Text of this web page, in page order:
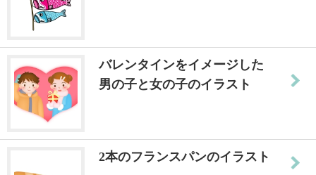
バレンタインをイメージした
男の子と女の子のイラスト
2本のフランスパンのイラスト